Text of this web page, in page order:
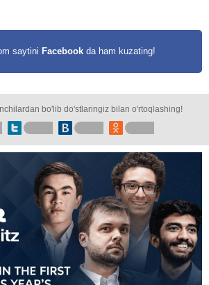
saytini Facebook da ham kuzating!
bo'lib do'stlaringiz bilan o'rtoqlashing!